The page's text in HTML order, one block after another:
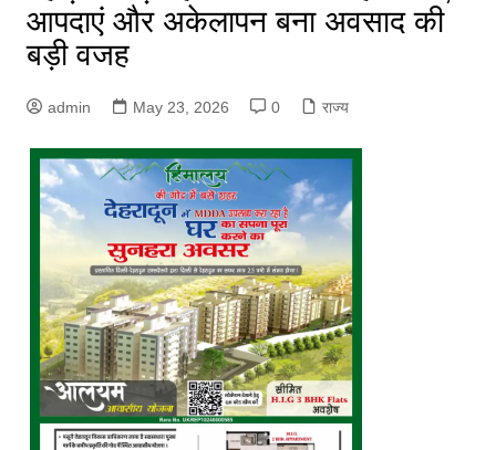
आपदाएं और अकेलापन बना अवसाद की
बड़ी वजह
admin May 23, 2026 0 राज्य